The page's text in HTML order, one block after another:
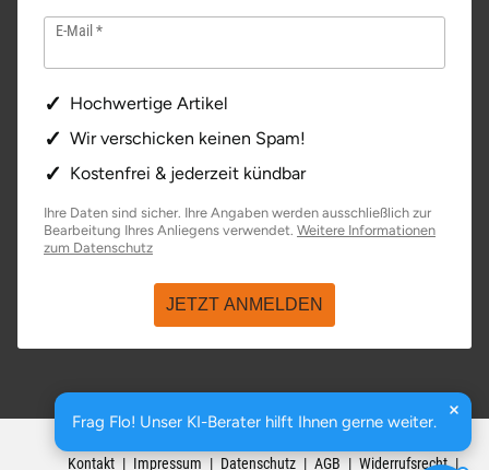
Frag Flo! Unser KI-Berater hilft Ihnen gerne weiter.
E-Mail
Hochwertige Artikel
Wir verschicken keinen Spam!
Kostenfrei & jederzeit kündbar
Ihre Daten sind sicher. Ihre Angaben werden ausschließlich zur
Bearbeitung Ihres Anliegens verwendet. Weitere Informationen
zum Datenschutzöffnet in neuem Fenster
JETZT ANMELDEN
basenio.de 99084
Kontakt
Impressum Datenschutz AGB Widerrufsrecht
Stade
Stendal
Stettiner Haff
Stormarn
Stuttgart
Sulz am Neckar
Tannheimer Tal